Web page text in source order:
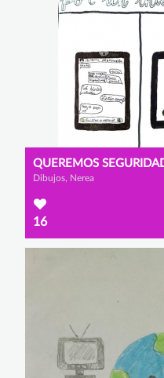
Dibujos, Nerea
16